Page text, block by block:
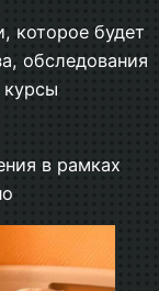
которое будет
обследования
в рамках